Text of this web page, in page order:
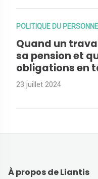
POLITIQUE DU
Quand un
sa pension et
obligations en
23 juillet 2024
À propos de Liantis